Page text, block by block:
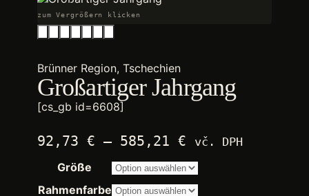
zum Vergrößern klicken
Brünner Region, Tschechien
Großartiger Jahrgang
[cs_gb id=6608]
92,73 € – 585,21 € Preisspanne:
bis
14.200,00 €
vč. DPH
Größe
Rahmenfarbe